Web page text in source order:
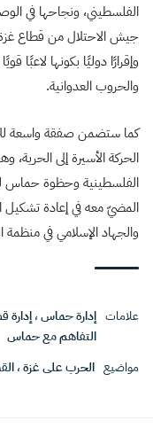
الفلسطيني، ونجاحها في
جيش الاحتلال من قطاع غزة،
وإقرارًا دوليًا بكونها لاعبًا
والحروب العدوانية.
كما ستضمن صفقة واسعة
الحركة الأسيرة إلى
الفلسطينية وحظوة حماس
المضيّ معه في إعادة
والجهاد الإسلامي في منظمة
علامات إدارة حماس،إدارة
التفاهم مع حماس
مواضيع الحرب على غزة،